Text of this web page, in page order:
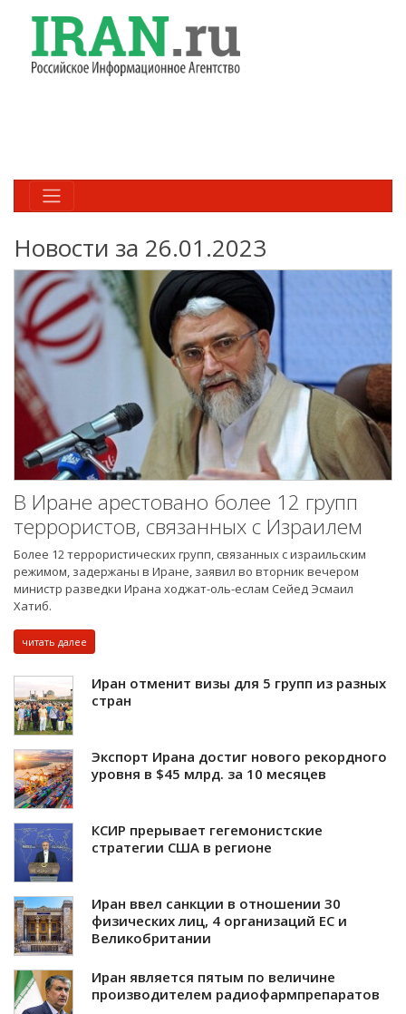
Новости за 26.01.2023
В Иране арестовано более 12 групп
террористов, связанных с Израилем
Более 12 террористических групп, связанных с израильским
режимом, задержаны в Иране, заявил во вторник вечером
министр разведки Ирана ходжат-оль-еслам Сейед Эсмаил
Хатиб.
читать далее
Иран отменит визы для 5 групп из разных
стран
Экспорт Ирана достиг нового рекордного
уровня в $45 млрд. за 10 месяцев
КСИР прерывает гегемонистские
стратегии США в регионе
Иран ввел санкции в отношении 30
физических лиц, 4 организаций ЕС и
Великобритании
Иран является пятым по величине
производителем радиофармпрепаратов